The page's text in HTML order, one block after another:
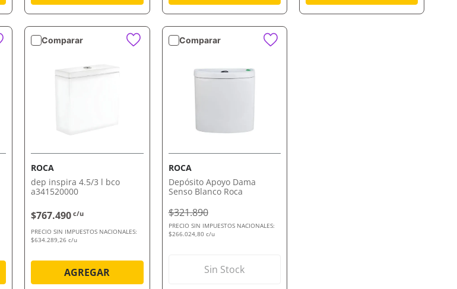
Comparar
ROCA
dep inspira 4.5/3 l bco
a341520000
$767.490 c/u
PRECIO SIN IMPUESTOS NACIONALES:
$634.289,26 c/u
AGREGAR
Comparar
VISTA RÁPIDA
ROCA
Depósito Apoyo Dama
Senso Blanco Roca
$321.890
PRECIO SIN IMPUESTOS NACIONALES:
$266.024,80 c/u
Sin Stock